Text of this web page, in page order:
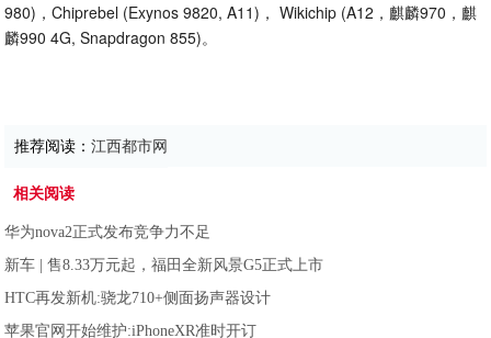
980)，Chiprebel (Exynos 9820, A11)， Wikichip (A12，麒麟970，麒
麟990 4G, Snapdragon 855)。
推荐阅读：江西都市网
相关阅读
华为nova2正式发布竞争力不足
新车 | 售8.33万元起，福田全新风景G5正式上市
HTC再发新机:骁龙710+侧面扬声器设计
苹果官网开始维护:iPhoneXR准时开订